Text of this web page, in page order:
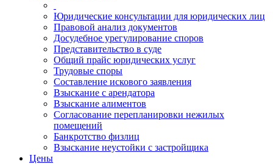
Юридические консультации для юридических лиц
Правовой анализ документов
Досудебное урегулирование споров
Представительство в суде
Общий прайс юридических услуг
Трудовые споры
Составление искового заявления
Взыскание с арендатора
Взыскание алиментов
Cогласование перепланировки нежилых
помещений
Банкротство физлиц
Взыскание неустойки с застройщика
Цены